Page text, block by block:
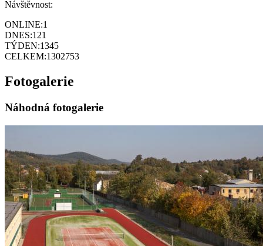
Návštěvnost:
ONLINE:1
DNES:121
TÝDEN:1345
CELKEM:1302753
Fotogalerie
Náhodná fotogalerie